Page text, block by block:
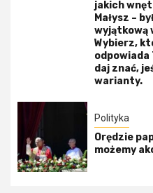
jakich
Małysz –
wyjątkową
Wybierz,
odpowiada
daj znać,
warianty.
Polityka
Orędzie
możemy